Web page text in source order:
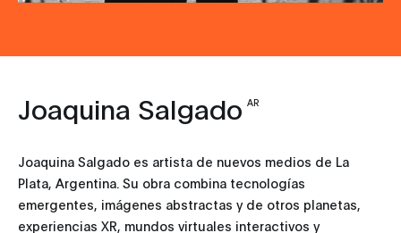
Joaquina Salgado AR
Joaquina Salgado es artista de nuevos medios de La
Plata, Argentina. Su obra combina tecnologías
emergentes, imágenes abstractas y de otros planetas,
experiencias XR, mundos virtuales interactivos y